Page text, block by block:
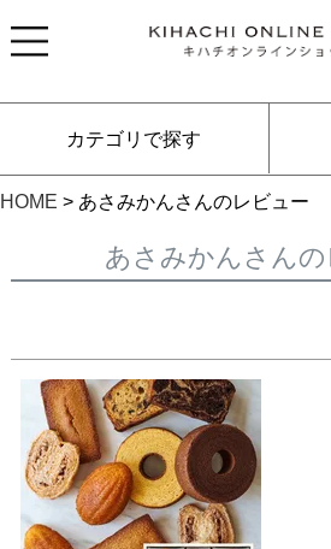
カテゴリで探す
HOME あさみかんさんのレビュー
あさみかんさん